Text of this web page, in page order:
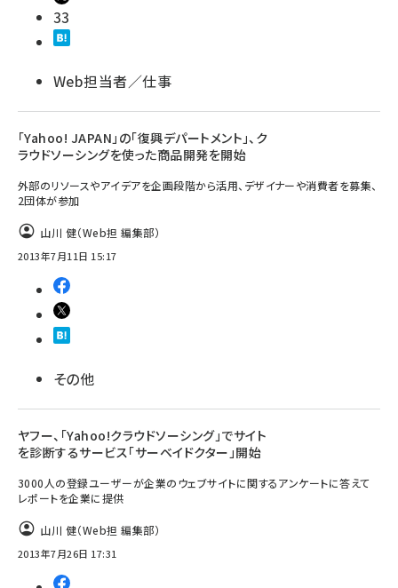
33
Web担当者／仕事
「Yahoo! JAPAN」の「復興デパートメント」、ク
ラウドソーシングを使った商品開発を開始
外部のリソースやアイデアを企画段階から活用、デザイナーや消費者を募集、
2団体が参加
山川 健（Web担 編集部）
2013年7月11日 15:17
その他
ヤフー、「Yahoo!クラウドソーシング」でサイト
を診断するサービス「サーベイドクター」開始
3000人の登録ユーザーが企業のウェブサイトに関するアンケートに答えて
レポートを企業に提供
山川 健（Web担 編集部）
2013年7月26日 17:31